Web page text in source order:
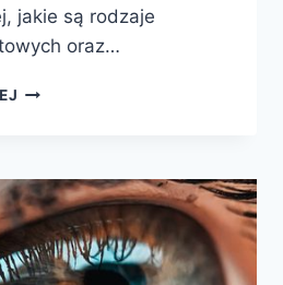
jakie są rodzaje
oraz…
JAKIE
KONTAKTOWYCH?